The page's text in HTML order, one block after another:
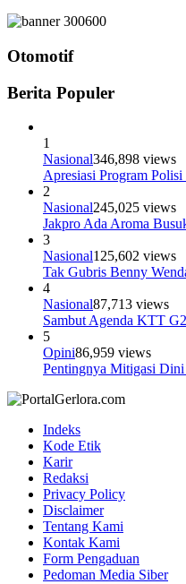
Otomotif
Berita Populer
1
Nasional346,898 views
Apresiasi Program
2
Nasional245,025 views
Jakpro Ada Aroma
3
Nasional125,602 views
Tak Gubris Benny
4
Nasional87,713 views
Sambut Agenda KTT
5
Opini86,959 views
Pentingnya Mitigasi
Indeks
Kode Etik
Karir
Redaksi
Privacy Policy
Disclaimer
Tentang Kami
Kontak Kami
Form Pengaduan
Pedoman Media Siber